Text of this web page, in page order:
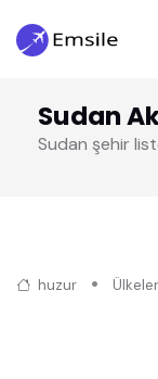
Sudan
Sudan şehir
huzur Ülkeler